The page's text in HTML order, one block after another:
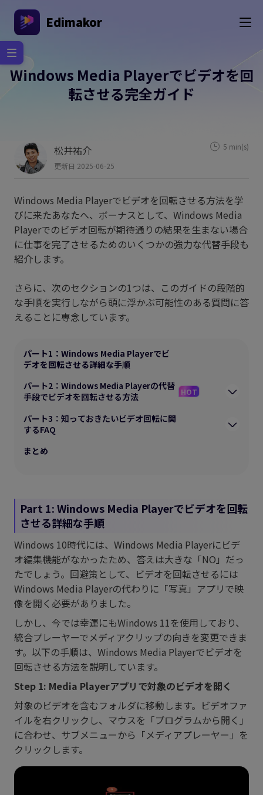
Edimakor
Windows Media Playerでビデオを回
転させる完全ガイド
松井祐介
更新日 2025-06-25
5 min(s)
Windows Media Playerでビデオを回転させる方法を学
びに来たあなたへ、ボーナスとして、Windows Media
Playerでのビデオ回転が期待通りの結果を生まない場合
に仕事を完了させるためのいくつかの強力な代替手段も
紹介します。
さらに、次のセクションの1つは、このガイドの段階的
な手順を実行しながら頭に浮かぶ可能性のある質問に答
えることに専念しています。
パート1：Windows Media Playerでビ
デオを回転させる詳細な手順
パート2：Windows Media Playerの代替
手段でビデオを回転させる方法
HOT
パート3：知っておきたいビデオ回転に関
するFAQ
まとめ
Part 1: Windows Media Playerでビデオを回転
させる詳細な手順
Windows 10時代には、Windows Media Playerにビデ
オ編集機能がなかったため、答えは大きな「NO」だっ
たでしょう。回避策として、ビデオを回転させるには
Windows Media Playerの代わりに「写真」アプリで映
像を開く必要がありました。
しかし、今では幸運にもWindows 11を使用しており、
統合プレーヤーでメディアクリップの向きを変更できま
す。以下の手順は、Windows Media Playerでビデオを
回転させる方法を説明しています。
Step 1: Media Playerアプリで対象のビデオを開く
対象のビデオを含むフォルダに移動します。ビデオファ
イルを右クリックし、マウスを「プログラムから開く」
に合わせ、サブメニューから「メディアプレーヤー」を
クリックします。